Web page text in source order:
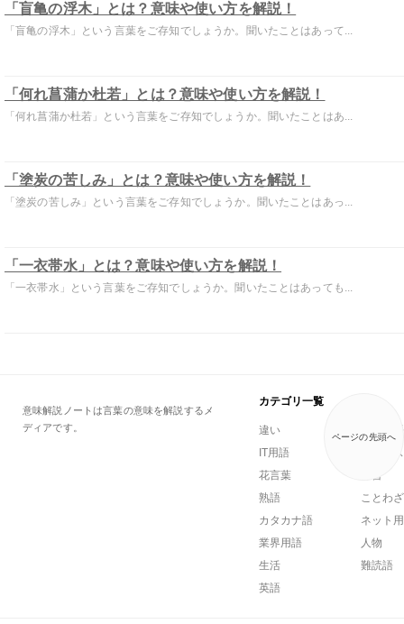
「盲亀の浮木」とは？意味や使い方を解説！
「盲亀の浮木」という言葉をご存知でしょうか。聞いたことはあって...
「何れ菖蒲か杜若」とは？意味や使い方を解説！
「何れ菖蒲か杜若」という言葉をご存知でしょうか。聞いたことはあ...
「塗炭の苦しみ」とは？意味や使い方を解説！
「塗炭の苦しみ」という言葉をご存知でしょうか。聞いたことはあっ...
「一衣帯水」とは？意味や使い方を解説！
「一衣帯水」という言葉をご存知でしょうか。聞いたことはあっても...
ページの先頭へ
意味解説ノートは言葉の意味を解説するメ
ディアです。
カテゴリ一覧
違い
一般用語
IT用語
ビジネ
花言葉
方言
熟語
ことわ
カタカナ語
ネット
業界用語
人物
生活
難読語
英語